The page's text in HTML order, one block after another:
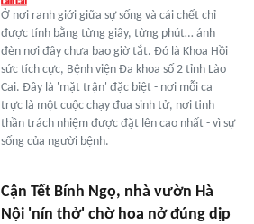
Ở nơi ranh giới giữa sự sống và cái chết chỉ
được tính bằng từng giây, từng phút… ánh
đèn nơi đây chưa bao giờ tắt. Đó là Khoa Hồi
sức tích cực, Bệnh viện Đa khoa số 2 tỉnh Lào
Cai. Đây là 'mặt trận' đặc biệt - nơi mỗi ca
trực là một cuộc chạy đua sinh tử, nơi tinh
thần trách nhiệm được đặt lên cao nhất - vì sự
sống của người bệnh.
Cận Tết Bính Ngọ, nhà vườn Hà
Nội 'nín thở' chờ hoa nở đúng dịp